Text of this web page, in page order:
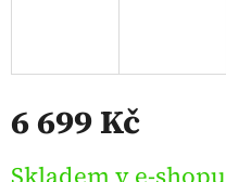
6 699 Kč